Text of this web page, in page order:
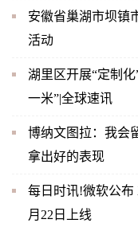
安徽省巢湖市坝镇
活动
湖里区开展“定制
一米”|全球速讯
博纳文图拉：我会
拿出好的表现
每日时讯!微软公布
月22日上线